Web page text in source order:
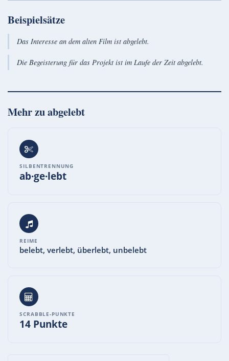
Beispielsätze
Das Interesse an dem alten Film ist abgelebt.
Die Begeisterung für das Projekt ist im Laufe der Zeit abgelebt.
Mehr zuabgelebt
SILBENTRENNUNG
ab·ge·lebt
REIME
belebt, verlebt, überlebt, unbelebt
SCRABBLE-PUNKTE
14 Punkte